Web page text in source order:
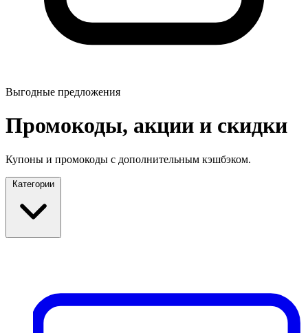
Выгодные предложения
Промокоды, акции и скидки
Купоны и промокоды с дополнительным кэшбэком.
Категории